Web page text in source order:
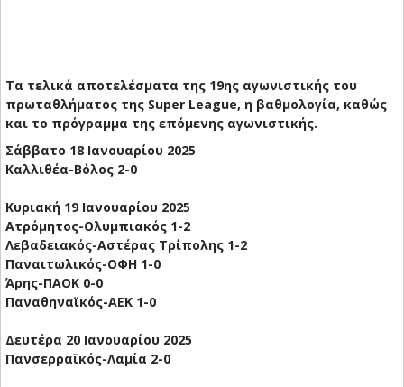
Τα τελικά αποτελέσματα της 19ης αγωνιστικής του
πρωταθλήματος της Super League, η βαθμολογία, καθώς
και το πρόγραμμα της επόμενης αγωνιστικής.
Σάββατο 18 Ιανουαρίου 2025
Καλλιθέα-Βόλος 2-0
Κυριακή 19 Ιανουαρίου 2025
Ατρόμητος-Ολυμπιακός 1-2
Λεβαδειακός-Αστέρας Τρίπολης 1-2
Παναιτωλικός-ΟΦΗ 1-0
Άρης-ΠΑΟΚ 0-0
Παναθηναϊκός-ΑΕΚ 1-0
Δευτέρα 20 Ιανουαρίου 2025
Πανσερραϊκός-Λαμία 2-0